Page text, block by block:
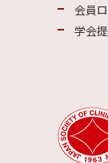
会員
学会